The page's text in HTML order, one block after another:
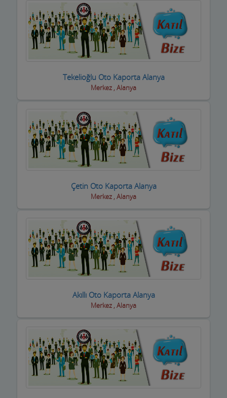
Tekelioğlu Oto Kaporta Alanya
Merkez , Alanya
Çetin Oto Kaporta Alanya
Merkez , Alanya
Akıllı Oto Kaporta Alanya
Merkez , Alanya